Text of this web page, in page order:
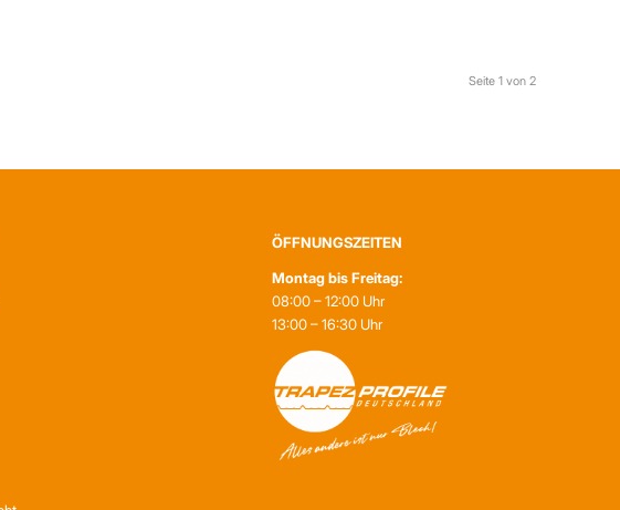
Seite 1 von 2
ÖFFNUNGSZEITEN
Montag bis Freitag:
08:00 – 12:00 Uhr
13:00 – 16:30 Uhr